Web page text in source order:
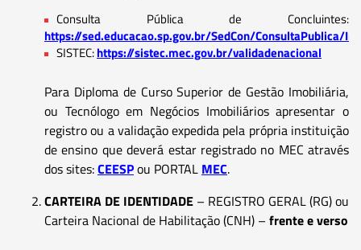
Consulta Pública de Concluintes:
https://sed.educacao.sp.gov.br/SedCon/ConsultaPublica/
SISTEC:https://sistec.mec.gov.br/validadenacional
Para Diploma de Curso Superior de Gestão Imobiliária,
ou Tecnólogo em Negócios Imobiliários apresentar o
registro ou a validação expedida pela própria instituição
de ensino que deverá estar registrado no MEC através
dos sites:CEESPou PORTAL MEC.
CARTEIRA DE IDENTIDADE – REGISTRO GERAL (RG) ou
Carteira Nacional de Habilitação (CNH) – frente e verso